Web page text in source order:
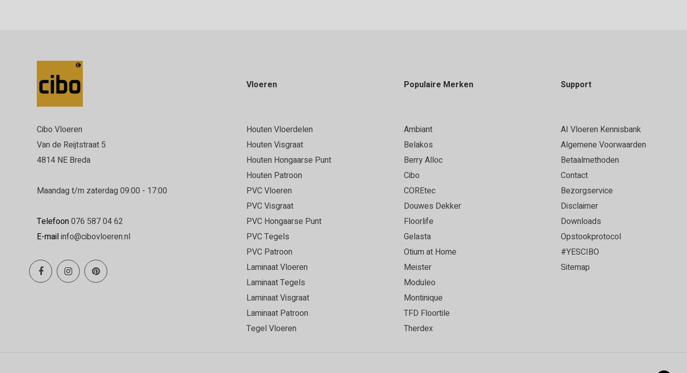
Cibo Vloeren
Van de Reijtstraat 5
4814 NE Breda
Maandag t/m zaterdag 09:00 - 17:00
Telefoon076 587 04 62
E-mailinfo@cibovloeren.nl
Vloeren
Houten Vloerdelen
Houten Visgraat
Houten Hongaarse Punt
Houten Patroon
PVC Vloeren
PVC Visgraat
PVC Hongaarse Punt
PVC Tegels
PVC Patroon
Laminaat Vloeren
Laminaat Tegels
Laminaat Visgraat
Laminaat Patroon
Tegel Vloeren
Populaire Merken
Ambiant
Belakos
Berry Alloc
Cibo
COREtec
Douwes Dekker
Floorlife
Gelasta
Otium at Home
Meister
Moduleo
Montinique
TFD Floortile
Therdex
Support
AI Vloeren Kennisbank
Algemene Voorwaarden
Betaalmethoden
Contact
Bezorgservice
Disclaimer
Downloads
Opstookprotocol
#YESCIBO
Sitemap